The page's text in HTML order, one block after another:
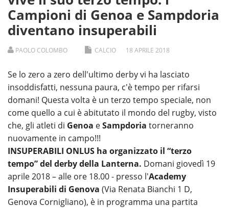
Campioni di Genoa e Sampdoria
diventano insuperabili
PAOLO COLOMBO CALCIO 18 APRILE 2018
Se lo zero a zero dell'ultimo derby vi ha lasciato
insoddisfatti, nessuna paura, c'è tempo per rifarsi
domani! Questa volta è un terzo tempo speciale, non
come quello a cui è abitutato il mondo del rugby, visto
che, gli atleti di Genoa eSampdoria torneranno
nuovamente in campo!!!
INSUPERABILI ONLUS ha organizzato il “terzo
tempo” del derby della Lanterna. Domani giovedì 19
aprile 2018 – alle ore 18.00 - presso l'Academy
Insuperabili di Genova (Via Renata Bianchi 1 D,
Genova Cornigliano), è in programma una partita